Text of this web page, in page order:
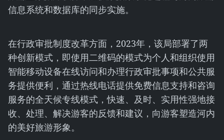
信息系统和数据库的同步实施。
在行政审批制度改革方面，2023年，该局部署了两
种创新模式，即使用二维码的模式为个人和组织使用
智能移动设备在线访问和办理行政审批事项和公共服
务提供便利，通过热线电话提供免费信息支持和咨询
服务的全天候专线模式，快速、及时、实用性强地接
收、处理、解决游客的反馈和建议，向游客塑造河内
的美好旅游形象。